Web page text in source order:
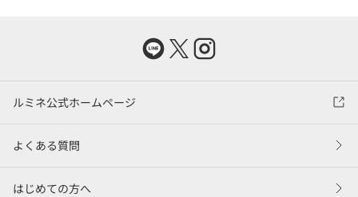
ルミネ公式ホームページ
よくある質問
はじめての方へ